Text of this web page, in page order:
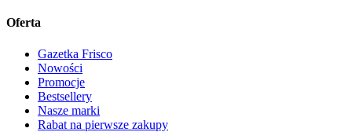
Oferta
Gazetka Frisco
Nowości
Promocje
Bestsellery
Nasze marki
Rabat na pierwsze zakupy